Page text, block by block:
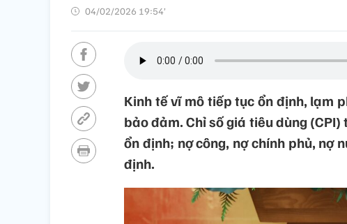
04/02/2026 19:54’
Kinh tế vĩ mô tiếp tục ổn định, lạm
bảo đảm. Chỉ số giá tiêu dùng
ổn định; nợ công, nợ chính phủ, nợ
định.